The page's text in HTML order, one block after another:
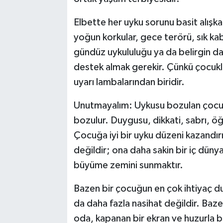
Elbette her uyku sorunu basit
yoğun korkular, gece terörü, sık
gündüz uykululuğu ya da belirgin
destek almak gerekir. Çünkü
uyarı lambalarından biridir.
Unutmayalım: Uykusu bozulan
bozulur. Duygusu, dikkati, sabrı,
Çocuğa iyi bir uyku düzeni
değildir; ona daha sakin bir iç
büyüme zemini sunmaktır.
Bazen bir çocuğun en çok ihtiyaç
da daha fazla nasihat değildir.
oda, kapanan bir ekran ve huzurla